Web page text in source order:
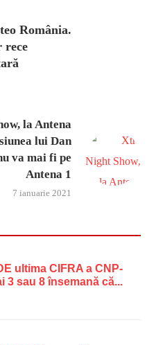
România.
rece
la Antena
lui Dan
va mai fi pe
Antena 1
7 ianuarie 2021
ultima CIFRA a CNP-
3 sau 8 însemană că...